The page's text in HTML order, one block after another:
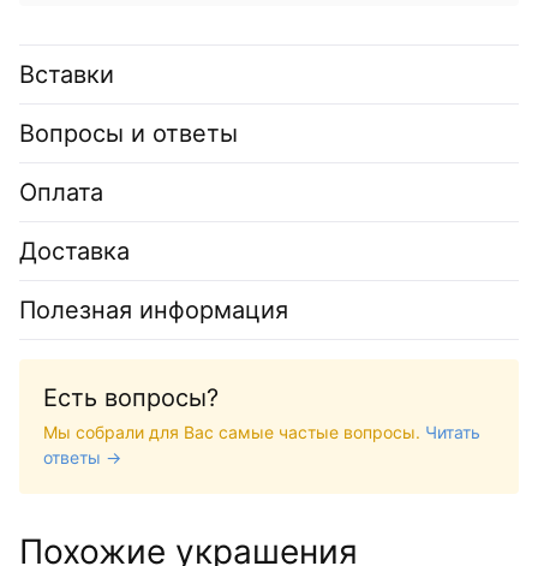
Вставки
Вопросы и ответы
Оплата
Доставка
Полезная информация
Есть вопросы?
Мы собрали для Вас самые частые вопросы. Читать
ответы →
Похожие украшения